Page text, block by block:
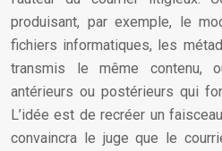
produisant, par exemple, le
fichiers informatiques, les
transmis le même contenu,
antérieurs ou postérieurs qui
L’idée est de recréer un
convaincra le juge que le